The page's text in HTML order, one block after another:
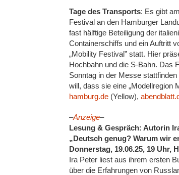
Tage des Transports: Es gibt
Festival an den Hamburger
fast hälftige Beteiligung der
Containerschiffs und ein Auftritt
„Mobility Festival” statt. Hier
Hochbahn und die S-Bahn. Das
Sonntag in der Messe
will, dass sie eine „Modellregion
hamburg.de (Yellow),
–Anzeige–
Lesung & Gespräch: Autorin
„Deutsch genug? Warum wir
Donnerstag, 19.06.25, 19 Uhr,
Ira Peter liest aus ihrem ersten
über die Erfahrungen von